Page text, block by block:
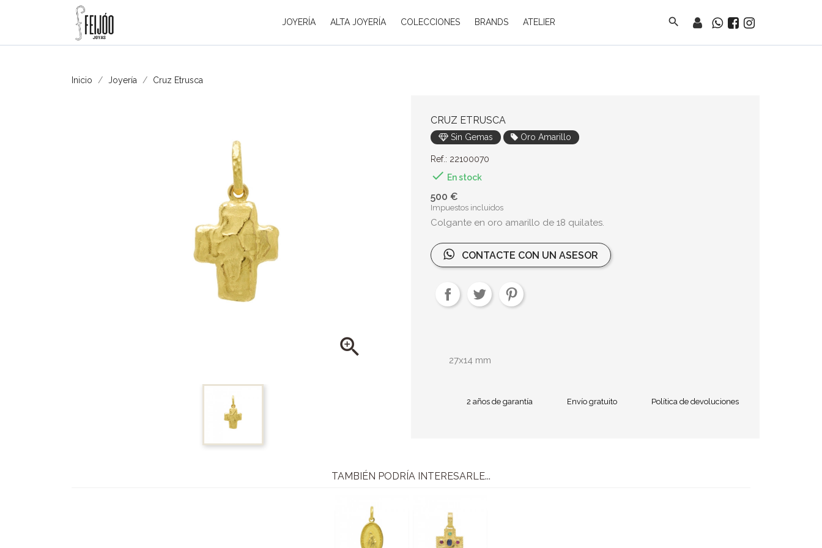
JOYERÍA ALTA JOYERÍA COLECCIONES BRANDS ATELIER search
Inicio Joyería Cruz Etrusca

CRUZ ETRUSCA
Sin Gemas Oro Amarillo
Ref.: 22100070
 En stock
500 €
Impuestos incluidos
Colgante en oro amarillo de 18 quilates.
CONTACTE CON UN ASESOR
27x14 mm
2 años de garantía Envío gratuito Política de devoluciones
TAMBIÉN PODRÍA INTERESARLE...